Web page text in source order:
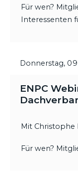
Für wen?
Interessenten
Donnerstag,
ENPC
Mit Christophe
Für wen?